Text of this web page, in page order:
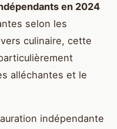
en 2024
selon les
culinaire, cette
alléchantes et le
indépendante